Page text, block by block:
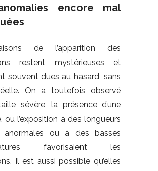
encore mal
de l’apparition des
restent mystérieuses et
souvent dues au hasard, sans
On a toutefois observé
sévère, la présence d’une
ou l’exposition à des longueurs
ou à des basses
favorisaient les
Il est aussi possible qu’elles